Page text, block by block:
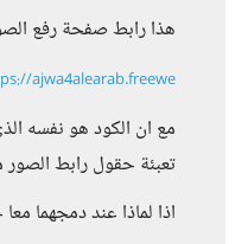
هذا رابط صفحة رفع
ajwa4alearab.freewe...
مع ان الكود هو نفسه
تعبئة حقول رابط الصور
اذا لماذا عند دمجهما